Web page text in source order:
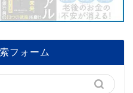
フォーム